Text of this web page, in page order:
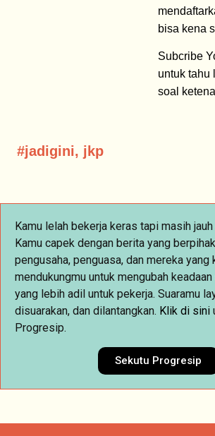
bisa kena
Subcribe
untuk tahu
soal
#jadigini, jkp
Kamu lelah bekerja keras tapi masih
Kamu capek dengan berita yang
pengusaha, penguasa, dan mereka yang
mendukungmu untuk mengubah
yang lebih adil untuk pekerja. Suaramu
disuarakan, dan dilantangkan. Klik di sini
Progresip.
Sekutu Progresip